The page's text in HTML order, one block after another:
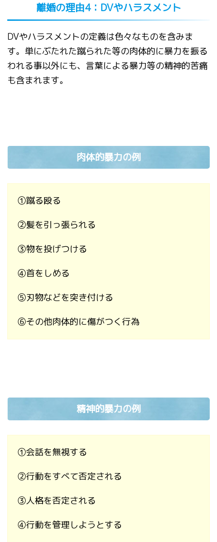
離婚の理由4： DVやハラスメント
DVやハラスメントの定義は色々なものを含みま
す。 単にぶたれた蹴られた等の肉体的に暴力を振る
われる事以外にも、言葉による暴力等の精神的苦痛
も含まれます。
肉体的暴力の例
①蹴る殴る
②髪を引っ張られる
③物を投げつける
④首をしめる
⑤刃物などを突き付ける
⑥その他肉体的に傷がつく行為
精神的暴力の例
①会話を無視する
②行動をすべて否定される
③人格を否定される
④行動を管理しようとする